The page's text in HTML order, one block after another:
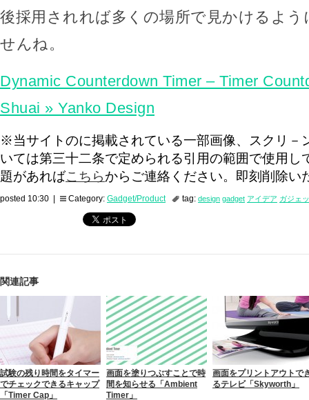
後採用されれば多くの場所で見かけるよ
せんね。
Dynamic Counterdown Timer – Timer
Shuai » Yanko Design
※当サイトのに掲載されている一部画像、スクリ－
いては第三十二条で定められる引用の範囲で使用し
題があればこちらからご連絡ください。即刻削除い
posted 10:30 | Category: Gadget/Product tag: design gadget アイデア ガジェ
関連記事
試験の残り時間をタイマー
でチェックできるキャップ
「Timer Cap」
画面を塗りつぶすことで時
間を知らせる「Ambient
Timer」
画面をプリントアウトで
るテレビ「Skyworth」